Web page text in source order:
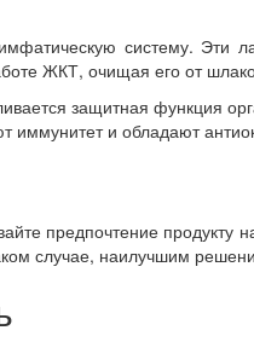
систему. Эти
ЖКТ, очищая его от
защитная функция
и обладают
предпочтение
случае, наилучшим